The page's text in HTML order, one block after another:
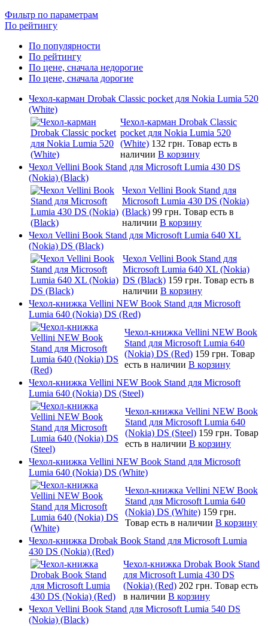
Фильтр по параметрам
По рейтингу
По популярности
По рейтингу
По цене, сначала недорогие
По цене, сначала дорогие
Чехол-карман Drobak Classic pocket для Nokia Lumia 520
(White)
Чехол-карман Drobak Classic
pocket для Nokia Lumia 520
(White) 132 грн. Товар есть в
наличии В корзину
Чехол Vellini Book Stand для Microsoft Lumia 430 DS
(Nokia) (Black)
Чехол Vellini Book Stand для
Microsoft Lumia 430 DS (Nokia)
(Black) 99 грн. Товар есть в
наличии В корзину
Чехол Vellini Book Stand для Microsoft Lumia 640 XL
(Nokia) DS (Black)
Чехол Vellini Book Stand для
Microsoft Lumia 640 XL (Nokia)
DS (Black) 159 грн. Товар есть в
наличии В корзину
Чехол-книжка Vellini NEW Book Stand для Microsoft
Lumia 640 (Nokia) DS (Red)
Чехол-книжка Vellini NEW Book
Stand для Microsoft Lumia 640
(Nokia) DS (Red) 159 грн. Товар
есть в наличии В корзину
Чехол-книжка Vellini NEW Book Stand для Microsoft
Lumia 640 (Nokia) DS (Steel)
Чехол-книжка Vellini NEW Book
Stand для Microsoft Lumia 640
(Nokia) DS (Steel) 159 грн. Товар
есть в наличии В корзину
Чехол-книжка Vellini NEW Book Stand для Microsoft
Lumia 640 (Nokia) DS (White)
Чехол-книжка Vellini NEW Book
Stand для Microsoft Lumia 640
(Nokia) DS (White) 159 грн.
Товар есть в наличии В корзину
Чехол-книжка Drobak Book Stand для Microsoft Lumia
430 DS (Nokia) (Red)
Чехол-книжка Drobak Book Stand
для Microsoft Lumia 430 DS
(Nokia) (Red) 202 грн. Товар есть
в наличии В корзину
Чехол Vellini Book Stand для Microsoft Lumia 540 DS
(Nokia) (Black)